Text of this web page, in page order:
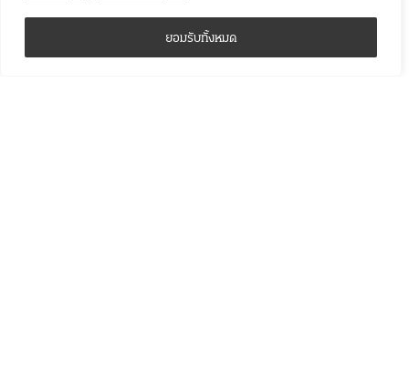
ยอมรับทั้งหมด